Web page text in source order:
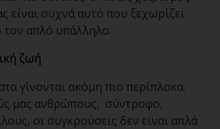
είναι συχνά αυτό που ξεχωρίζει
τον απλό υπάλληλο.
ζωή
γίνονται ακόμη πιο περίπλοκα.
μας ανθρώπους, σύντροφο,
οι συγκρούσεις δεν είναι απλά